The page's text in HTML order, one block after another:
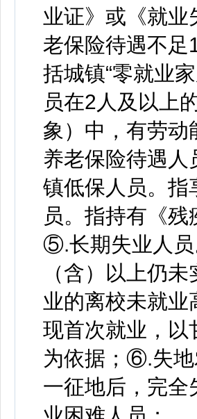
业证》或《就
老保险待遇不足
括城镇“零就业
员在2人及以上
象）中，有劳动
养老保险待遇
镇低保人员。
员。指持有《
⑤.长期失业人员
（含）以上仍
业的离校未就业
现首次就业，以
为依据；⑥.失地
一征地后，完